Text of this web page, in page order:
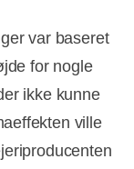
var baseret
for nogle
ikke kunne
ville